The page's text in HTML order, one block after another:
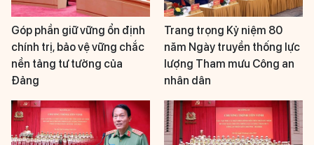
Góp phần giữ vững ổn định
chính trị, bảo vệ vững chắc
nền tảng tư tưởng của
Đảng
Trang trọng Kỷ niệm 80
năm Ngày truyền thống lực
lượng Tham mưu Công an
nhân dân